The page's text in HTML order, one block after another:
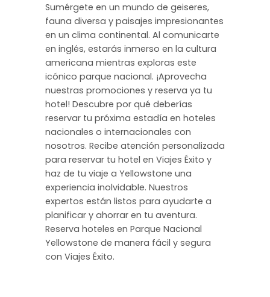
Sumérgete en un mundo de geiseres,
fauna diversa y paisajes impresionantes
en un clima continental. Al comunicarte
en inglés, estarás inmerso en la cultura
americana mientras exploras este
icónico parque nacional. ¡Aprovecha
nuestras promociones y reserva ya tu
hotel! Descubre por qué deberías
reservar tu próxima estadía en hoteles
nacionales o internacionales con
nosotros. Recibe atención personalizada
para reservar tu hotel en Viajes Éxito y
haz de tu viaje a Yellowstone una
experiencia inolvidable. Nuestros
expertos están listos para ayudarte a
planificar y ahorrar en tu aventura.
Reserva hoteles en Parque Nacional
Yellowstone de manera fácil y segura
con Viajes Éxito.